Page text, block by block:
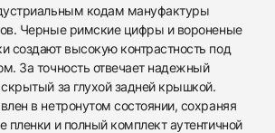
кодам мануфактуры
Черные римские цифры и вороненые
создают высокую контрастность под
За точность отвечает надежный
за глухой задней крышкой.
в нетронутом состоянии, сохраняя
пленки и полный комплект аутентичной